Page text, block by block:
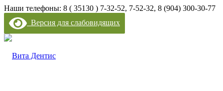
Наши телефоны: 8 ( 35130 ) 7-32-52, 7-52-32, 8 (904) 300-30-77
Версия для слабовидящих